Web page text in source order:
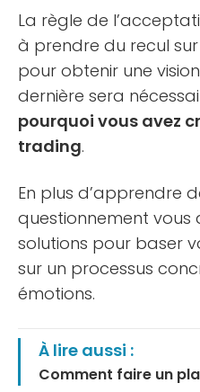
La règle de
à prendre du recul
pour obtenir une
dernière sera
pourquoi vous avez
trading.
En plus d’apprendre
questionnement
solutions pour baser
sur un processus
émotions.
À lire aussi :
Comment faire un